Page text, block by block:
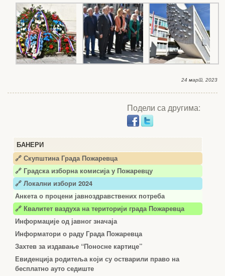
БАНЕРИ
🔗 Скупштина Града Пожаревца
🔗 Градска изборна комисија у Пожаревцу
🔗 Локални избори 2024
Анкета о процени јавноздравствених потреба
🔗 Квалитет ваздуха на територији града Пожаревца
Информације од јавног значаја
Информатори о раду Града Пожаревца
Захтев за издавање “Поносне картице”
Евиденција родитеља који су остварили право на
бесплатно ауто седиште
24 март, 2023
Подели са другима: